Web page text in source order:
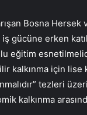
Bosna Hersek
iş gücüne erken
eğitim
kalkınma için lise
tezleri
kalkınma